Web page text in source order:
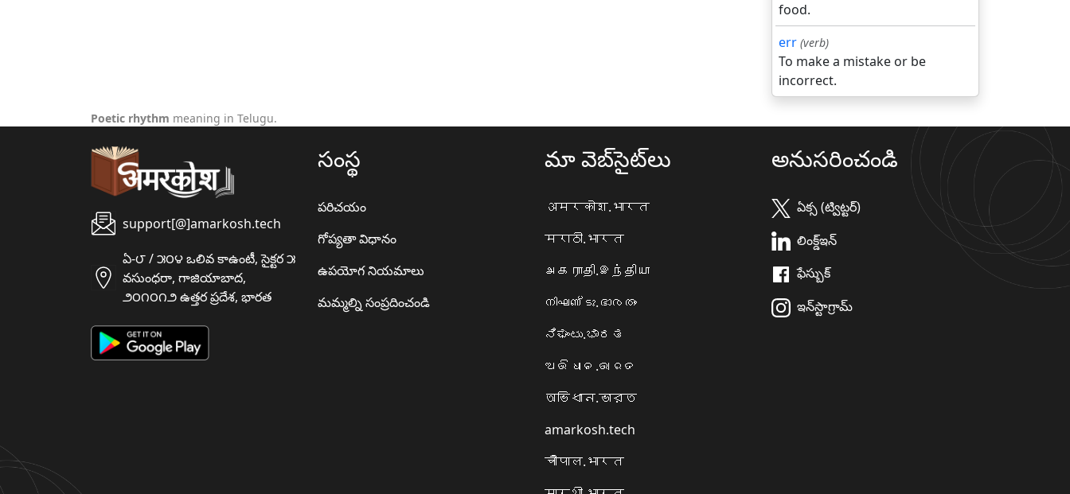
food.
err (verb)
To make a mistake or be
incorrect.
Poetic rhythm meaning in Telugu.
support[@]amarkosh.tech
ఏ-౮ / ౫౦౪ ఒలివ కాఉంటీ, సైక్టర ౫
వసుంధరా, గాజియాబాద,
౨౦౧౦౧౨ ఉత్తర ప్రదేశ, భారత
సంస్థ
పరిచయం
గోప్యతా విధానం
ఉపయోగ నియమాలు
మమ్మల్ని సంప్రదించండి
మా వెబ్‌సైట్‌లు
अमरकोश.भारत
मराठी.भारत
அகராதி.இந்தியா
നിഘണ്ടു.ഭാരതം
ನಿಘಂಟು.ಭಾರತ
ଅଭିଧାନ.ଭାରତ
অভিধান.ভারত
amarkosh.tech
चौपाल.भारत
అనుసరించండి
ఏక్స (ట్విట్టర్)
లింక్డ్ఇన్
ఫేస్బుక్
ఇన్‌స్టాగ్రామ్